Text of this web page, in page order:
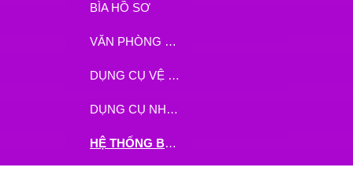
BÌA HỒ SƠ
VĂN PHÒNG PHẨM
DỤNG CỤ VỆ SINH
DỤNG CỤ NHÀ BẾP
HỆ THỐNG BHX - TGDĐ ĐẶT HÀNG TẠI ĐÂY